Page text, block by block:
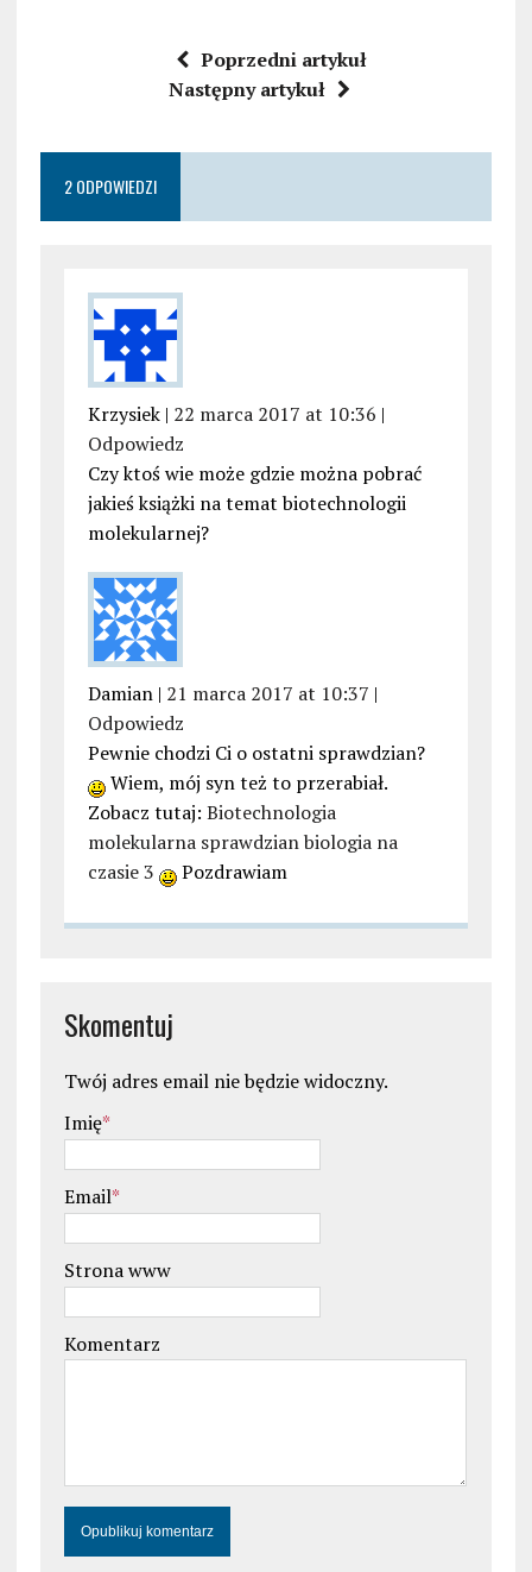
Poprzedni artykuł
Następny artykuł
2 ODPOWIEDZI
Krzysiek | 22 marca 2017 at 10:36 |
Odpowiedz
Czy ktoś wie może gdzie można pobrać
jakieś książki na temat biotechnologii
molekularnej?
Damian | 21 marca 2017 at 10:37 |
Odpowiedz
Pewnie chodzi Ci o ostatni sprawdzian?
Wiem, mój syn też to przerabiał.
Zobacz tutaj: Biotechnologia
molekularna sprawdzian biologia na
czasie 3
Pozdrawiam
Skomentuj
Twój adres email nie będzie widoczny.
Imię*
Email*
Strona www
Komentarz